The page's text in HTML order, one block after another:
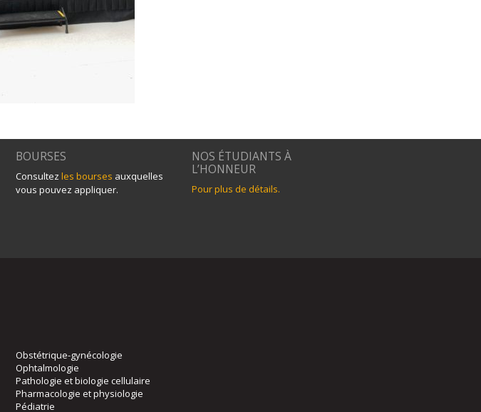
BOURSES
Consultez les bourses auxquelles
vous pouvez appliquer.
NOS ÉTUDIANTS À
L’HONNEUR
Pour plus de détails.
Obstétrique-gynécologie
Ophtalmologie
Pathologie et biologie cellulaire
Pharmacologie et physiologie
Pédiatrie